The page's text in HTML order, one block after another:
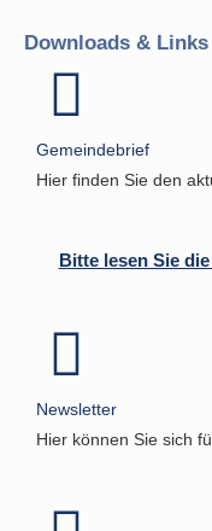
Downloads & Links
Gemeindebrief
Hier finden Sie den
Bitte lesen Sie
Newsletter
Hier können Sie sich